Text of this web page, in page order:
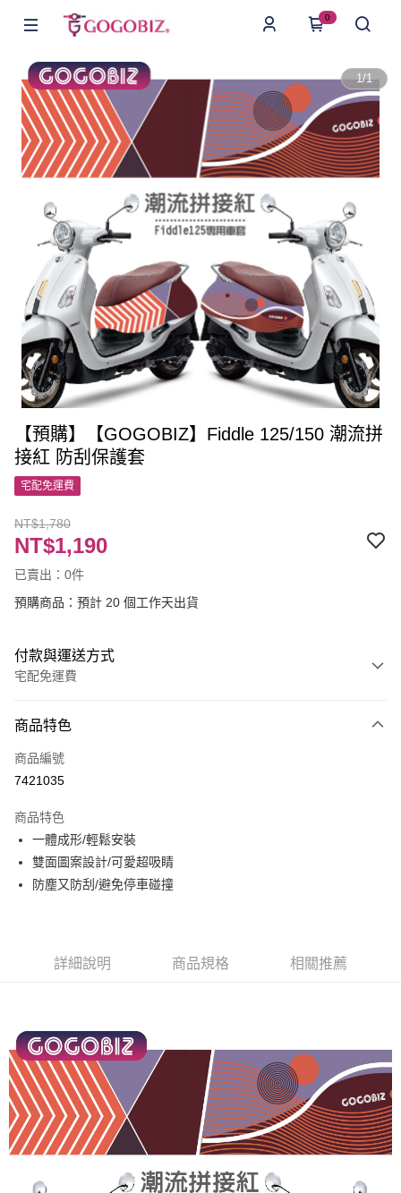
0
1/1
【預購】【GOGOBIZ】Fiddle 125/150 潮流拼
接紅 防刮保護套
宅配免運費
NT$1,780
NT$1,190
已賣出：0件
預購商品：預計 20 個工作天出貨
付款與運送方式
宅配免運費
信用卡一次付款
LINE Pay
街口支付
悠遊付
相關說明
２．便利：只要手機號碼，簡訊認證，即可結帳。
３．安心：先確認商品／服務後，再付款。
【「AFTEE先享後付」結帳流程】
１．於結帳方式選擇「AFTEE先享後付」後，將跳轉至「AFTEE先享後付」
結帳頁面，進行簡訊認證並確認金額後，即可完成結帳。
２．訂單成立數日內，您將收到繳費通知簡訊。
３．收到繳費通知簡訊後14天內，點擊此簡訊中的連結，可透過四大超商／
ATM／網路銀行／等多元方式進行付款，方視為交易完成。
※ 請注意：結帳手續完成當下不需立刻繳費，但若您需要取消訂單，請聯絡
運送方式
付款後全家取貨
每筆NT$60，滿NT$1,000(含以上)免運費
付款後7-11取貨
每筆NT$60，滿NT$1,000(含以上)免運費
宅配
商品特色
商品編號
7421035
商品特色
一體成形/輕鬆安裝
雙面圖案設計/可愛超吸睛
防塵又防刮/避免停車碰撞
詳細說明 商品規格 相關推薦